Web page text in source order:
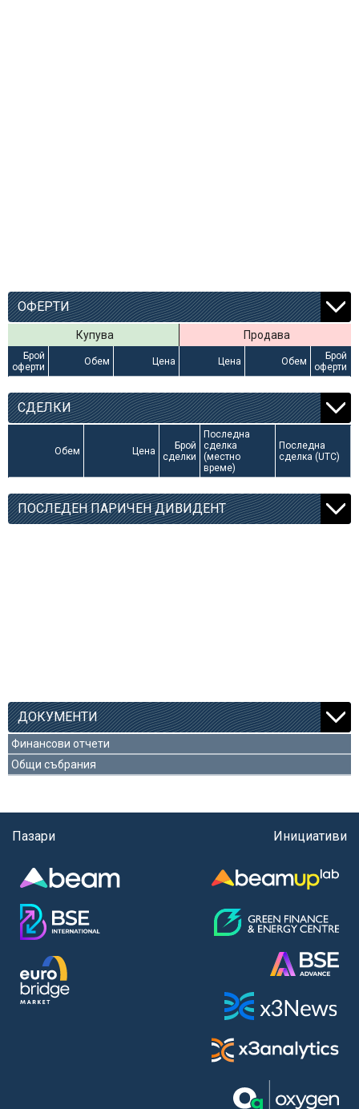
ОФЕРТИ
Купува Продава
Брой
оферти
Обем Цена Цена Обем
Брой
оферти
СДЕЛКИ
Обем Цена
Брой
сделки
Последна
сделка
(местно
време)
Последна
сделка (UTC)
ПОСЛЕДЕН ПАРИЧЕН ДИВИДЕНТ
ДОКУМЕНТИ
Финансови отчети
Общи събрания
Пазари Инициативи